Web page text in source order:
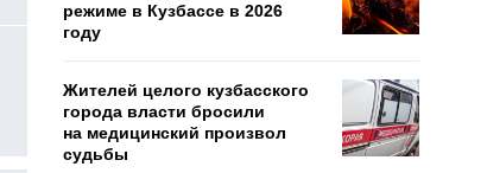
режиме в Кузбассе в 2026
году
Жителей целого кузбасского
города власти бросили
на медицинский произвол
судьбы